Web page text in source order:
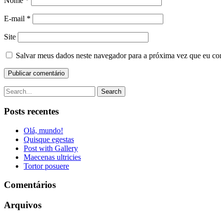
E-mail *
Site
Salvar meus dados neste navegador para a próxima vez que eu
Search
Posts recentes
Olá, mundo!
Quisque egestas
Post with Gallery
Maecenas ultricies
Tortor posuere
Comentários
Arquivos